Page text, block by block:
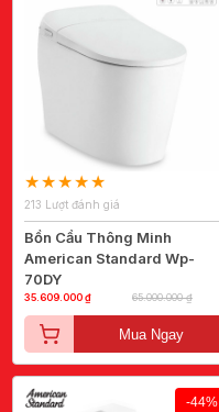
213 Lượt đánh giá
Bồn Cầu Thông Minh
American Standard Wp-
70DY
35.609.000 ₫ 65.000.000 ₫
Mua Ngay
-44%